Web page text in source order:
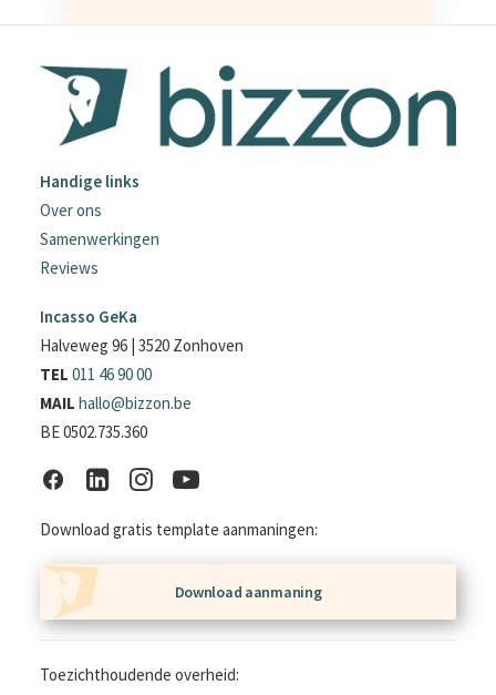
Handige links
Over ons
Samenwerkingen
Reviews
Incasso GeKa
Halveweg 96 | 3520 Zonhoven
TEL 011 46 90 00
MAIL hallo@bizzon.be
BE 0502.735.360
Download gratis template aanmaningen:
Download aanmaning
Toezichthoudende overheid: